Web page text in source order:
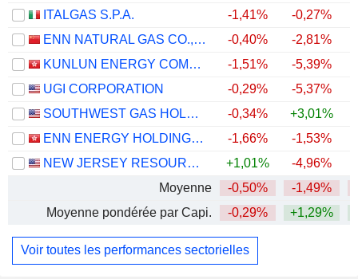
ITALGAS S.P.A.
-1,41% -0,27%
ENN NATURAL GAS CO., LTD.
-0,40% -2,81%
KUNLUN ENERGY COMPANY LIMITED
-1,51% -5,39%
UGI CORPORATION
-0,29% -5,37%
SOUTHWEST GAS HOLDINGS, INC.
-0,34% +3,01%
ENN ENERGY HOLDINGS LIMITED
-1,66% -1,53%
NEW JERSEY RESOURCES CORPORATION
+1,01% -4,96%
Moyenne
-0,50% -1,49%
Moyenne pondérée par Capi.
-0,29% +1,29%
Voir toutes les performances sectorielles